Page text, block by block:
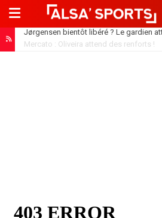
Mercato : Oliveira attend des renforts !